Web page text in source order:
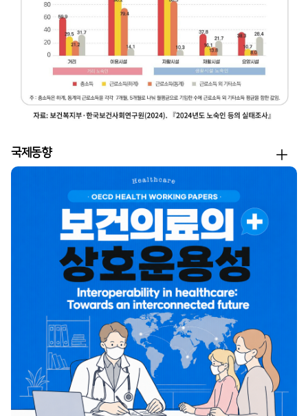
국제동향